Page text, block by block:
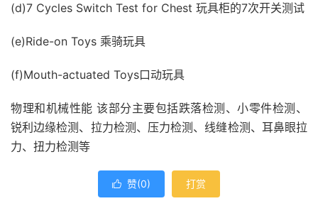
(d)7 Cycles Switch Test for Chest 玩具柜的7次开关测试
(e)Ride-on Toys 乘骑玩具
(f)Mouth-actuated Toys口动玩具
物理和机械性能 该部分主要包括跌落检测、小零件检测、
锐利边缘检测、拉力检测、压力检测、线缝检测、耳鼻眼拉
力、扭力检测等
 赞(0) 打赏